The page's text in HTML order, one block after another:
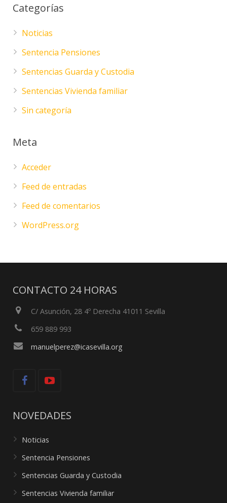
Categorías
Noticias
Sentencia Pensiones
Sentencias Guarda y Custodia
Sentencias Vivienda familiar
Sin categoría
Meta
Acceder
Feed de entradas
Feed de comentarios
WordPress.org
CONTACTO 24 HORAS
C/ Asunción, 28 4º Derecha 41011 Sevilla
659 889 993
manuelperez@icasevilla.org
NOVEDADES
Noticias
Sentencia Pensiones
Sentencias Guarda y Custodia
Sentencias Vivienda familiar